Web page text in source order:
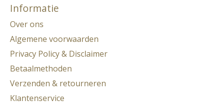
Informatie
Over ons
Algemene voorwaarden
Privacy Policy & Disclaimer
Betaalmethoden
Verzenden & retourneren
Klantenservice